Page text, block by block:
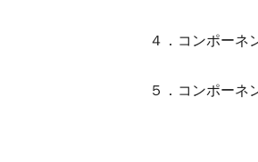
４．コンポーネ
５．コンポーネ